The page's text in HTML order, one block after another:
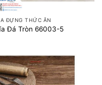
ĐỰNG THỨC ĂN
Đá Tròn 66003-5